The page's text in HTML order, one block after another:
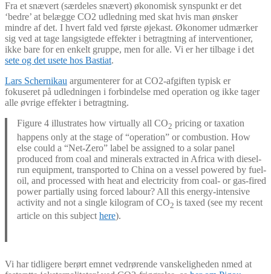
Fra et snævert (særdeles snævert) økonomisk synspunkt er det
‘bedre’ at belægge CO2 udledning med skat hvis man ønsker
mindre af det. I hvert fald ved første øjekast. Økonomer udmærker
sig ved at tage langsigtede effekter i betragtning af interventioner,
ikke bare for en enkelt gruppe, men for alle. Vi er her tilbage i det
sete og det usete hos Bastiat.
Lars Schernikau argumenterer for at CO2-afgiften typisk er
fokuseret på udledningen i forbindelse med operation og ikke tager
alle øvrige effekter i betragtning.
Figure 4 illustrates how virtually all CO2 pricing or taxation
happens only at the stage of “operation” or combustion. How
else could a “Net-Zero” label be assigned to a solar panel
produced from coal and minerals extracted in Africa with diesel-
run equipment, transported to China on a vessel powered by fuel-
oil, and processed with heat and electricity from coal- or gas-fired
power partially using forced labour? All this energy-intensive
activity and not a single kilogram of CO2 is taxed (see my recent
article on this subject here).
Vi har tidligere berørt emnet vedrørende vanskeligheden nmed at